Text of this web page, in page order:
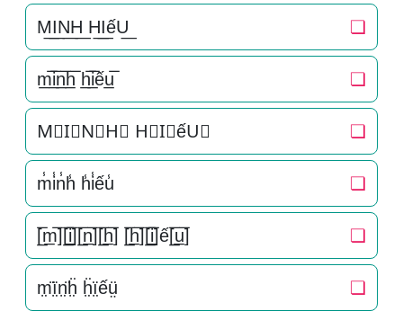
M͟I͟N͟H͟ H͟I͟ếU͟ ❏
m̲̅i̲̅n̲̅h̲̅ h̲̅i̲̅ếu̲̅ ❏
M⃣I⃣N⃣H⃣ H⃣I⃣ếU⃣ ❏
m̾i̾n̾h̾ h̾i̾ếu̾ ❏
[̲̅m̲̅][̲̅i̲̅][̲̅n̲̅][̲̅h̲̅] [̲̅h̲̅][̲̅i̲̅]ế[̲̅u̲̅] ❏
m̤̈ï̤n̤̈ḧ̤ ḧ̤ï̤ếṳ̈ ❏